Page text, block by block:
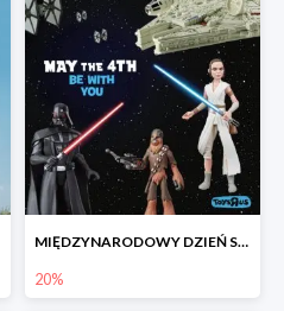
MIĘDZYNARODOWY DZIEŃ STAR WARS
20%